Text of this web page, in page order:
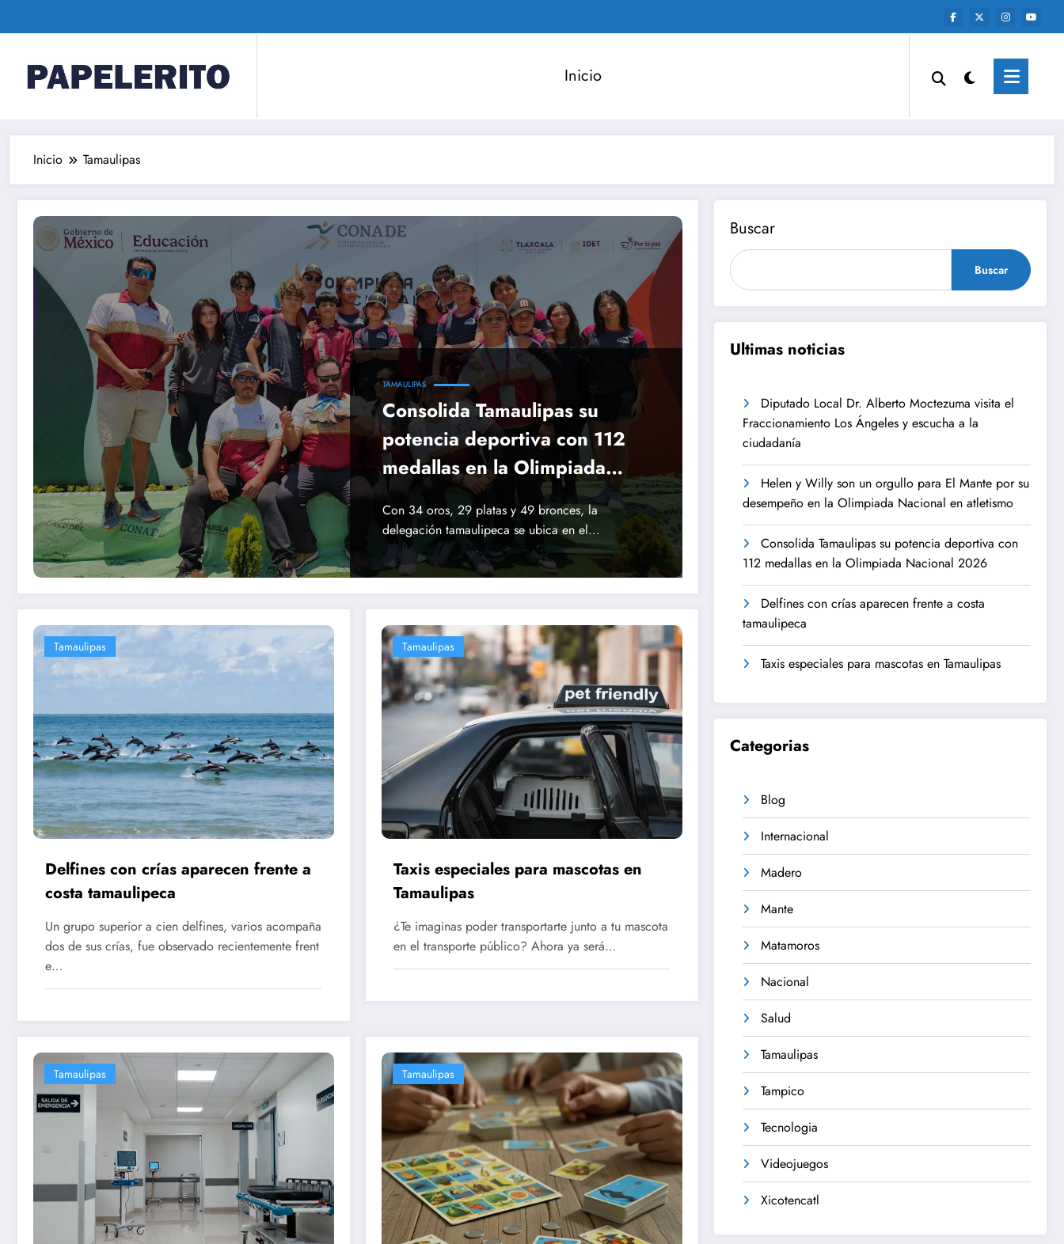
al
Inicio
Inicio Tamaulipas
TAMAULIPAS
Consolida Tamaulipas su
potencia deportiva con 112
medallas en la Olimpiada
Nacional 2026
Con 34 oros, 29 platas y 49 bronces, la
delegación tamaulipeca se ubica en el…
Tamaulipas
Delfines con crías aparecen frente a
costa tamaulipeca
Un grupo superior a cien delfines, varios acompaña
dos de sus crías, fue observado recientemente frent
e…
Tamaulipas
Taxis especiales para mascotas en
Tamaulipas
¿Te imaginas poder transportarte junto a tu mascota
en el transporte público? Ahora ya será…
Tamaulipas Tamaulipas
Buscar
Buscar
Ultimas noticias
Diputado Local Dr. Alberto Moctezuma visita el
Fraccionamiento Los Ángeles y escucha a la
ciudadanía
Helen y Willy son un orgullo para El Mante por su
desempeño en la Olimpiada Nacional en atletismo
Consolida Tamaulipas su potencia deportiva con
112 medallas en la Olimpiada Nacional 2026
Delfines con crías aparecen frente a costa
tamaulipeca
Taxis especiales para mascotas en Tamaulipas
Categorias
Blog
Internacional
Madero
Mante
Matamoros
Nacional
Salud
Tamaulipas
Tampico
Tecnologia
Videojuegos
Xicotencatl